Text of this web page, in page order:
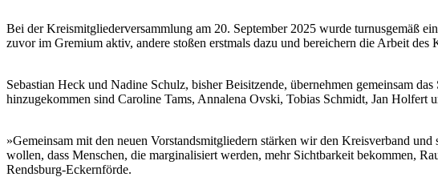
Bei der Kreismitgliederversammlung am 20. September 2025 wurde turnusgemäß
zuvor im Gremium aktiv, andere stoßen erstmals dazu und bereichern die Arbeit des
Sebastian Heck und Nadine Schulz, bisher Beisitzende, übernehmen gemeinsam
hinzugekommen sind Caroline Tams, Annalena Ovski, Tobias Schmidt, Jan
»Gemeinsam mit den neuen Vorstandsmitgliedern stärken wir den Kreisverband
wollen, dass Menschen, die marginalisiert werden, mehr Sichtbarkeit bekommen,
Rendsburg-Eckernförde.